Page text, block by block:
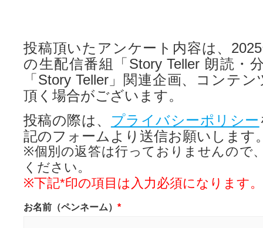
投稿頂いたアンケート内容は、
の生配信番組「Story Teller 朗読・
「Story Teller」関連企画、コンテ
頂く場合がございます。
投稿の際は、 プライバシーポリシー
記のフォームより送信お願いします
※個別の返答は行っておりませんので
ください。
※下記*印の項目は入力必須になります。
お名前（ペンネーム） *